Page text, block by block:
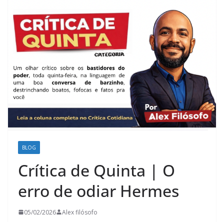
BLOG
Crítica de Quinta | O
erro de odiar Hermes
05/02/2026 Alex filósofo